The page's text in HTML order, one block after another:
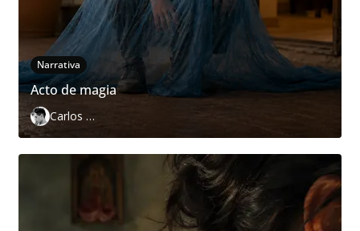
Narrativa
Acto de magia
Carlos Páramo López